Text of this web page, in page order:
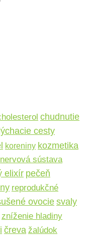
chudnutie
cesty
koreniny kozmetika
nervová sústava
elixír pečeň
reprodukčné
ovocie svaly
zníženie hladiny
čreva žalúdok